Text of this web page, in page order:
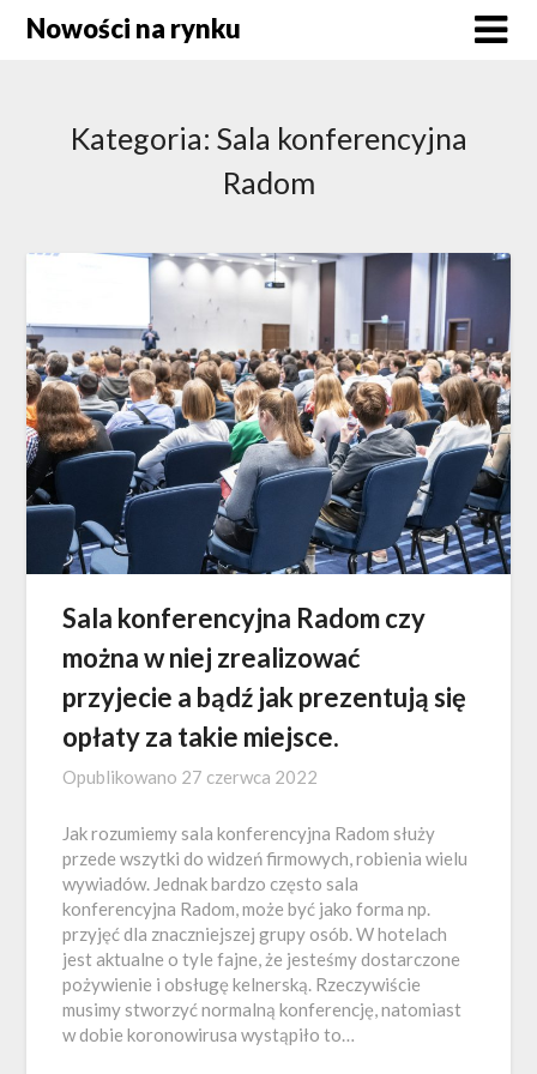
SkipNowości na rynku
Kategoria: Sala konferencyjna
Radom
Sala konferencyjna Radom czy
można w niej zrealizować
przyjecie a bądź jak prezentują się
opłaty za takie miejsce.
Opublikowano 27 czerwca 2022
Jak rozumiemy sala konferencyjna Radom służy
przede wszytki do widzeń firmowych, robienia wielu
wywiadów. Jednak bardzo często sala
konferencyjna Radom, może być jako forma np.
przyjęć dla znaczniejszej grupy osób. W hotelach
jest aktualne o tyle fajne, że jesteśmy dostarczone
pożywienie i obsługę kelnerską. Rzeczywiście
musimy stworzyć normalną konferencję, natomiast
w dobie koronowirusa wystąpiło to…